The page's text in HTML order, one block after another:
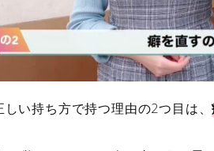
しい持ち方で持つ理由の2つ目は、